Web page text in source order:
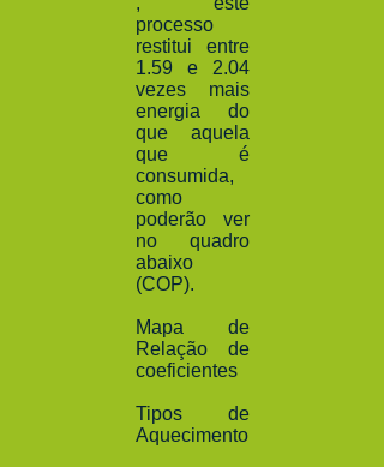
processo
restitui entre
1.59 e 2.04
vezes mais
energia do
que aquela
que é
consumida,
como
poderão ver
no quadro
abaixo
(COP).
Mapa de
Relação de
coeficientes
Tipos de
Aquecimento